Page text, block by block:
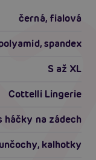
černá, fialová
spandex
S až XL
Cottelli Lingerie
háčky na zádech
kalhotky